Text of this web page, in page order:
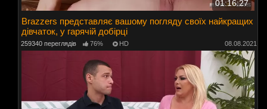
01:16:27
Brazzers представляє вашому погляду своїх найкращих
дівчаток, у гарячій добірці
259340 переглядів 76% HD 08.08.2021